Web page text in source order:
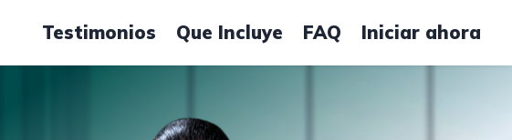
Testimonios Que Incluye FAQ Iniciar ahora